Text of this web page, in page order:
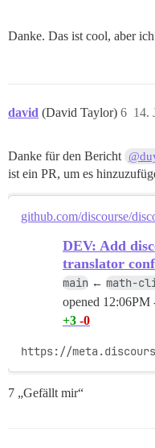
Danke. Das ist cool, aber
david (David Taylor) 14.
6
Danke für den Bericht
ist ein PR, um es
github.com/discourse/
DEV: Add
translator
main ← math-
opened 12:06PM
+3 -0
https://
7 „Gefällt mir“